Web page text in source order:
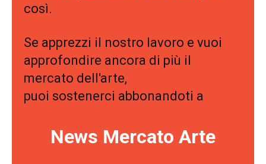
così.
Se apprezzi il nostro lavoro e vuoi
approfondire ancora di più il
mercato dell'arte,
puoi sostenerci abbonandoti a
News Mercato Arte